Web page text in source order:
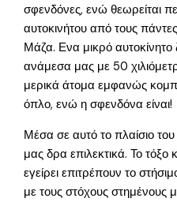
σφενδόνες, ενώ θεωρείται
αυτοκινήτου από τους
Μάζα. Ενα μικρό αυτοκίνητο
ανάμεσα μας με 50
μερικά άτομα εμφανώς
όπλο, ενώ η σφενδόνα είναι!
Μέσα σε αυτό το πλαίσιο
μας δρα επιλεκτικά. Το τόξο
εγείρει επιτρέπουν το
με τους στόχους